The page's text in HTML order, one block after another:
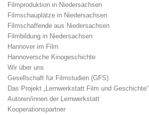
Filmproduktion in Niedersachsen
Filmschauplätze in Niedersachsen
Filmschaffende aus Niedersachsen
Filmbildung in Niedersachsen
Hannover im Film
Hannoversche Kinogeschichte
Wir über uns
Gesellschaft für Filmstudien (GFS)
Das Projekt „Lernwerkstatt Film und Geschichte“
Autoren/innen der Lernwerkstatt
Kooperationspartner